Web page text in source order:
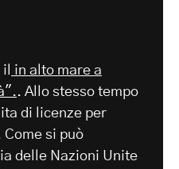
in alto mare a
. Allo stesso tempo
di licenze per
si può
delle Nazioni Unite